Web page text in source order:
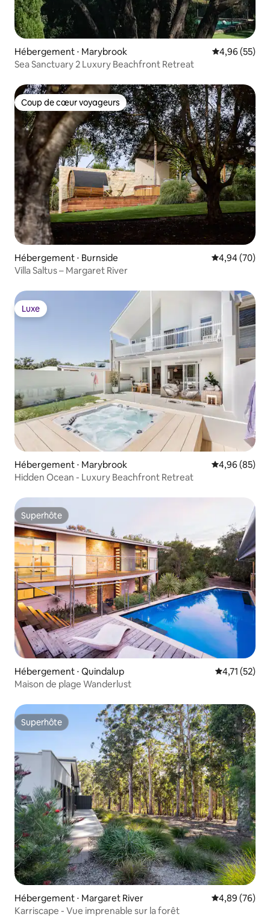
Hébergement ⋅ Marybrook Évaluation
4,96 (55)
Sea Sanctuary 2 Luxury Beachfront Retreat
Coup de cœur voyageurs
Coup de cœur voyageurs
Hébergement ⋅ Burnside Évaluation
4,94 (70)
Villa Saltus – Margaret River
Luxe
Luxe
Hébergement ⋅ Marybrook Évaluation
4,96 (85)
Hidden Ocean - Luxury Beachfront Retreat
Superhôte
Superhôte
Hébergement ⋅ Quindalup Évaluation
4,71 (52)
Maison de plage Wanderlust
Superhôte
Superhôte
Hébergement ⋅ Margaret River Évaluation
4,89 (76)
Karriscape - Vue imprenable sur la forêt